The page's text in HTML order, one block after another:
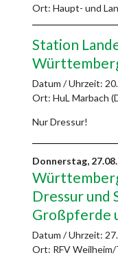
Ort: Haupt- und
Station
Datum / Uhrzeit:
Ort: HuL Marbach
Nur Dressur!
Donnerstag,
Dressur und
Großpferde
Datum / Uhrzeit:
Ort: RFV